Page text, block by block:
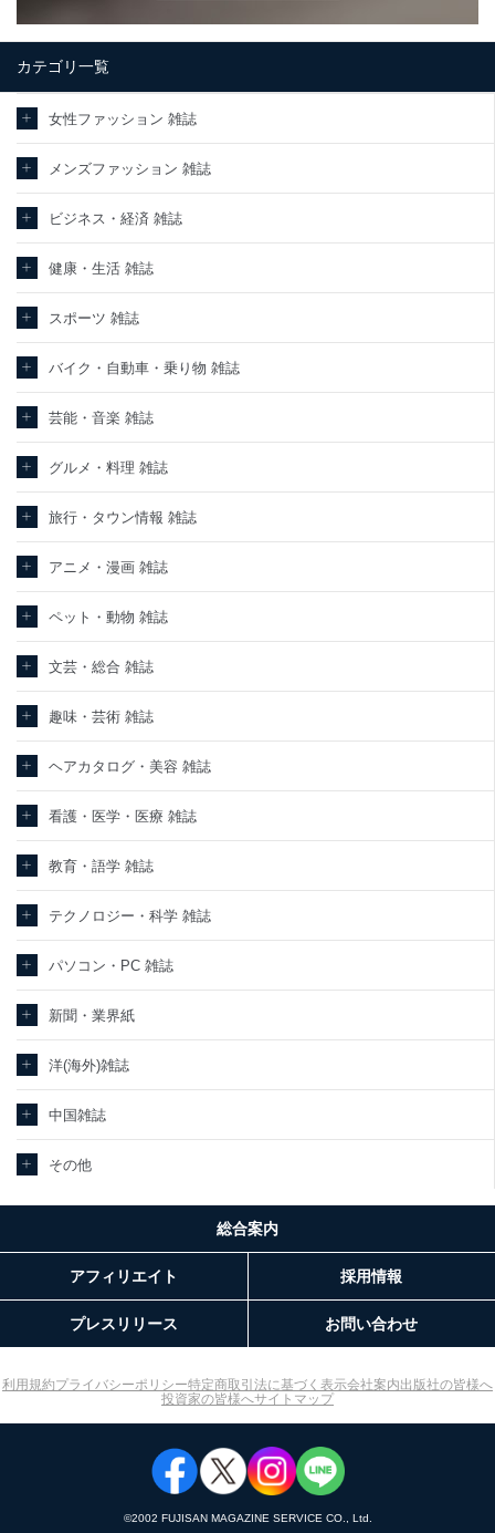
当社は、内部監査及びマネジメントレビューの機会を通じて、個人
情報保護マネジメントシステムを継続的に改善し、常に最良の状態
を維持します。
苦情及び相談受付け窓口
適切、かつ迅速に対応させていただきます。
株式会社富士山マガジンサービス 個人情報問い合わせ係
e-mail：cs@fujisan.co.jp
制定：2005年4月1日
株式会社富士山マガジンサービス
代表取締役会長 西野 伸一郎
１．個人情報保護管理者
当社は以下の個人情報保護管理者を設置し、個人情報保護管理者の
責任のもと、個人情報を取得・アクセス・利用・提供・管理いたし
ます。
株式会社富士山マガジンサービス
代表取締役会長 西野 伸一郎
個人情報保護管理者: 経営管理グループディレクター 前田 嘉也
当社が取り扱う開示対象個人情報の利用目的は次のとおりです。
No 個人情報の種類
1 ス等をご利用の方の個
人情報
購入商品の配送のため
歴や購買履歴等の情報を分析して、趣
味・嗜好に
当社にお問合わせいた
だいた方の個人情報
レーター教育など応対品質向上のため
3
ービス利用者
ｅメール等による商品、サービス、キャ
4
情報
採用選考、ご連絡のため
当社の従業者の個人情
定期購読サービス等を
購入商品配送のため
提携企業及びお客様がご購入された商品
の発売元企業からのｅメール等による商
サービス、キャンペーン等の広告に関す
7 登録された方の個人情
お問い合わせ対応、トラブル対処、オペ
レーター教育など応対品質向上のため
※上記の利用目的のうちNo.1～5については保有個人データ（開示
対象個人情報）の利用目的であり、下記4.の開示等のご請求に対応
なお、6、7については、パートナー（提携企業）様又は各SNS運営
カテゴリ一覧
女性ファッション 雑誌
メンズファッション 雑誌
ビジネス・経済 雑誌
健康・生活 雑誌
スポーツ 雑誌
バイク・自動車・乗り物 雑誌
芸能・音楽 雑誌
グルメ・料理 雑誌
旅行・タウン情報 雑誌
アニメ・漫画 雑誌
ペット・動物 雑誌
文芸・総合 雑誌
趣味・芸術 雑誌
ヘアカタログ・美容 雑誌
看護・医学・医療 雑誌
教育・語学 雑誌
テクノロジー・科学 雑誌
パソコン・PC 雑誌
新聞・業界紙
洋(海外)雑誌
中国雑誌
その他
総合案内
アフィリエイト 採用情報
プレスリリース お問い合わせ
利用規約プライバシーポリシー特定商取引法に基づく表示会社案内出版社の皆様へ
投資家の皆様へサイトマップ
©︎2002 FUJISAN MAGAZINE SERVICE CO., Ltd.